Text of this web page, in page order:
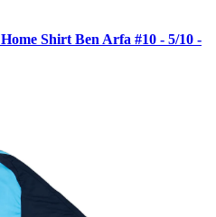
Shirt Ben Arfa #10 - 5/10 -